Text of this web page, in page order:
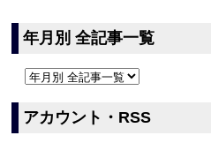
年月別 全記事一覧
アカウント・RSS